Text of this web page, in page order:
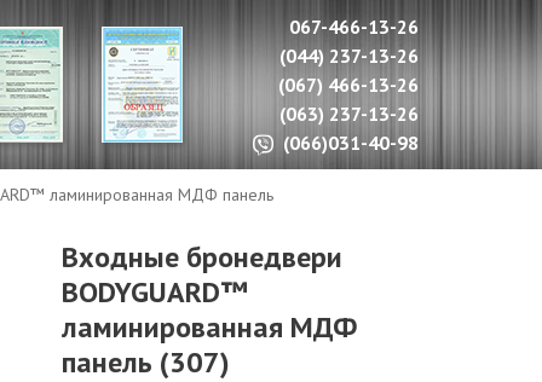
067-466-13-26
(044) 237-13-26
(067) 466-13-26
(063) 237-13-26
(066)031-40-98
ламинированная МДФ панель
Входные бронедвери
BODYGUARD™
ламинированная МДФ
панель (307)